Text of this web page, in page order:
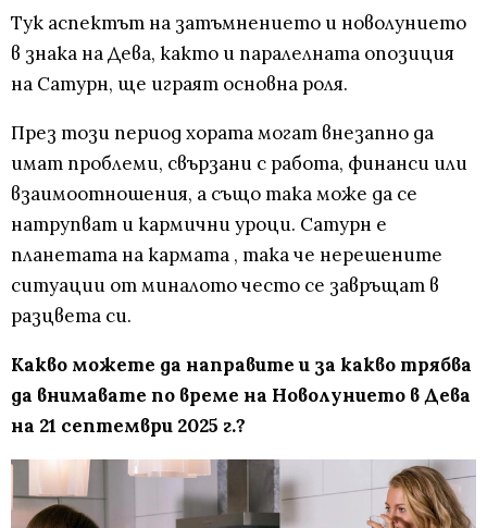
Тук аспектът на затъмнението и новолунието
в знака на Дева, както и паралелната опозиция
на Сатурн, ще играят основна роля.
През този период хората могат внезапно да
имат проблеми, свързани с работа, финанси или
взаимоотношения, а също така може да се
натрупват и кармични уроци. Сатурн е
планетата на кармата , така че нерешените
ситуации от миналото често се завръщат в
разцвета си.
Какво можете да направите и за какво трябва
да внимавате по време на Новолунието в Дева
на 21 септември 2025 г.?